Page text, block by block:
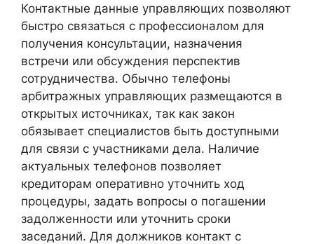
Контактные данные управляющих позволяют
быстро связаться с профессионалом для
получения консультации, назначения
встречи или обсуждения перспектив
сотрудничества. Обычно телефоны
арбитражных управляющих размещаются в
открытых источниках, так как закон
обязывает специалистов быть доступными
для связи с участниками дела. Наличие
актуальных телефонов позволяет
кредиторам оперативно уточнить ход
процедуры, задать вопросы о погашении
задолженности или уточнить сроки
заседаний. Для должников контакт с